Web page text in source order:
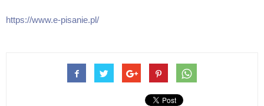
https://www.e-pisanie.pl/